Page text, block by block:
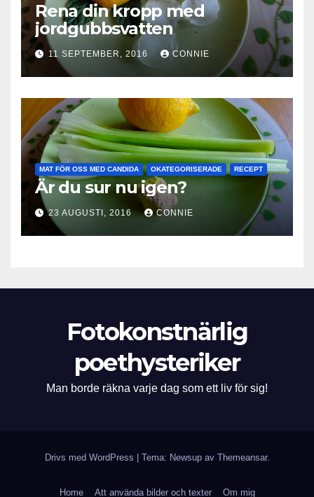
Rena din kropp med
jordgubbsvatten
11 SEPTEMBER, 2016 CONNIE
MAT FÖR OSS MED CANDIDA OKATEGORISERADE RECEPT
Är du sur nu igen?
23 AUGUSTI, 2016 CONNIE
Fotokonstnärlig
poethysteriker
Man borde räkna varje dag som ett liv för sig!
Drivs med WordPress Tema: Newsup av Themeansar.
Home Att använda bilder och texter Om mig